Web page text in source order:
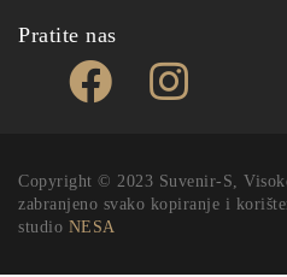
Pratite nas
Copyright © 2023 Suvenir-S,
zabranjeno svako kopiranje i
studio NESA